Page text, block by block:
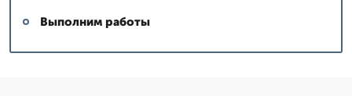
Выполним работы